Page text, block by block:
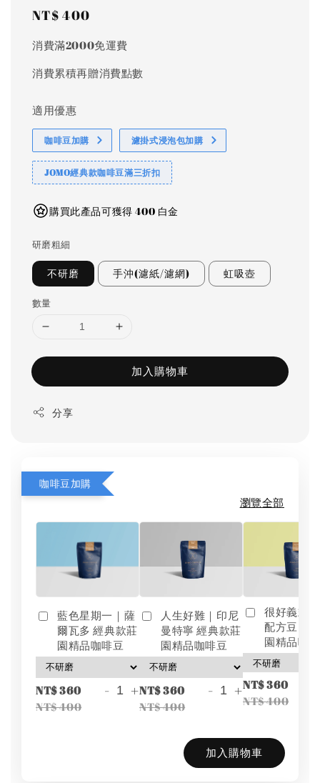
Regular
NT$ 400
消費滿2000免運費
消費累積再贈消費點數
適用優惠
咖啡豆加購 濾掛式浸泡包加購
JOMO經典款咖啡豆滿三折扣
購買此產品可獲得 400 白金
研磨粗細
不研磨 手沖(濾紙/濾網) 虹吸壺
數量
加入購物車
分享
咖啡豆加購
瀏覽全部
藍色星期一｜薩
爾瓦多 經典款莊
園精品咖啡豆
NT$ 360
NT$ 400
- +
人生好難｜印尼
曼特寧 經典款莊
園精品咖啡豆
NT$ 360
NT$ 400
- +
很好義式
配方豆 經
園精品咖
NT$ 360
NT$ 400
加入購物車